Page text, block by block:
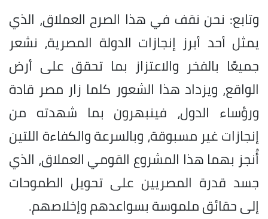
وتابع: نحن نقف في هذا الصرح العملاق، الذي
يمثل أحد أبرز إنجازات الدولة المصرية، نشعر
جميعًا بالفخر والاعتزاز بما تحقق على أرض
الواقع، ويزداد هذا الشعور كلما زار مصر قادة
ورؤساء الدول، فينبهرون بما شهدته من
إنجازات غير مسبوقة، وبالسرعة والكفاءة اللتين
أُنجز بهما هذا المشروع القومي العملاق، الذي
جسد قدرة المصريين على تحويل الطموحات
إلى حقائق ملموسة بسواعدهم وإخلاصهم.